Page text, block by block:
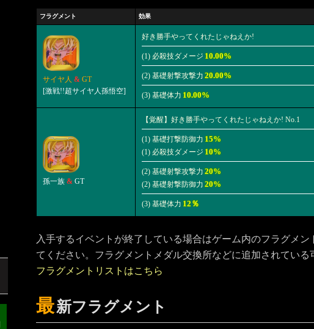
フラグメント 効果
サイヤ人 & GT
[激戦!!超サイヤ人孫悟空]
好き勝手やってくれたじゃねえか!
(1) 必殺技ダメージ 10.00%
(2) 基礎射撃攻撃力 20.00%
(3) 基礎体力 10.00%
孫一族& GT
【覚醒】好き勝手やってくれたじゃねえか! No.1
(1) 基礎打撃防御力 15%
(1) 必殺技ダメージ 10%
(2) 基礎射撃攻撃力 20%
(2) 基礎射撃防御力 20%
(3) 基礎体力 12％
入手するイベントが終了している場合はゲーム内のフラグメ
てください。フラグメントメダル交換所などに追加されている
フラグメントリストはこちら
最新フラグメント